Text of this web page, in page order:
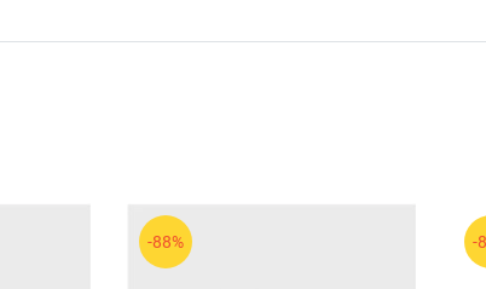
nhiều chuyên viên makeup tin dùng. Các sản
vẻ đẹp tự nhiên và tinh tế cho đôi mắt.
-88% -